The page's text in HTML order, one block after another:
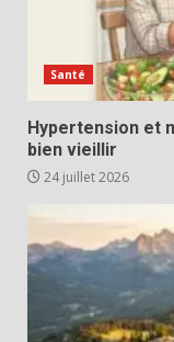
Santé
Hypertension et
bien vieillir
24 juillet 2026